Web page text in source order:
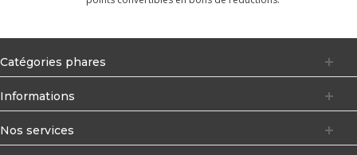
Catégories phares
Informations
Nos services